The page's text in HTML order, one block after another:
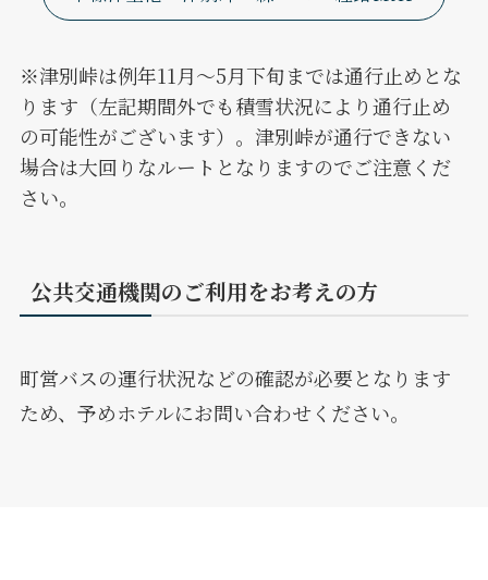
※津別峠は例年11月～5月下旬までは通行止めとな
ります（左記期間外でも積雪状況により通行止め
の可能性がございます）。津別峠が通行できない
場合は大回りなルートとなりますのでご注意くだ
さい。
公共交通機関のご利用をお考えの方
町営バスの運行状況などの確認が必要となります
ため、予めホテルにお問い合わせください。